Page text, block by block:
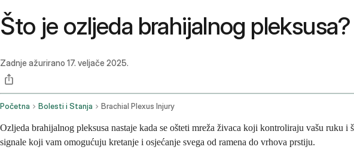
Što je ozljeda brahijalnog
Zadnje ažurirano 17. veljače 2025.
Početna Bolesti i Stanja Brachial Plexus Injury
Ozljeda brahijalnog pleksusa nastaje kada se ošteti mreža živaca koji kontroliraju vašu ruku
signale koji vam omogućuju kretanje i osjećanje svega od ramena do vrhova prstiju.